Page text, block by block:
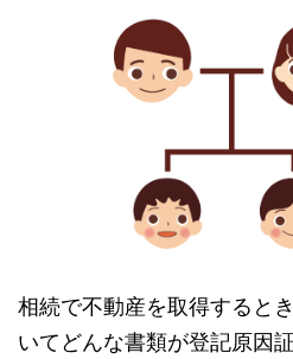
相続で不動産を取得すると
いてどんな書類が登記原因